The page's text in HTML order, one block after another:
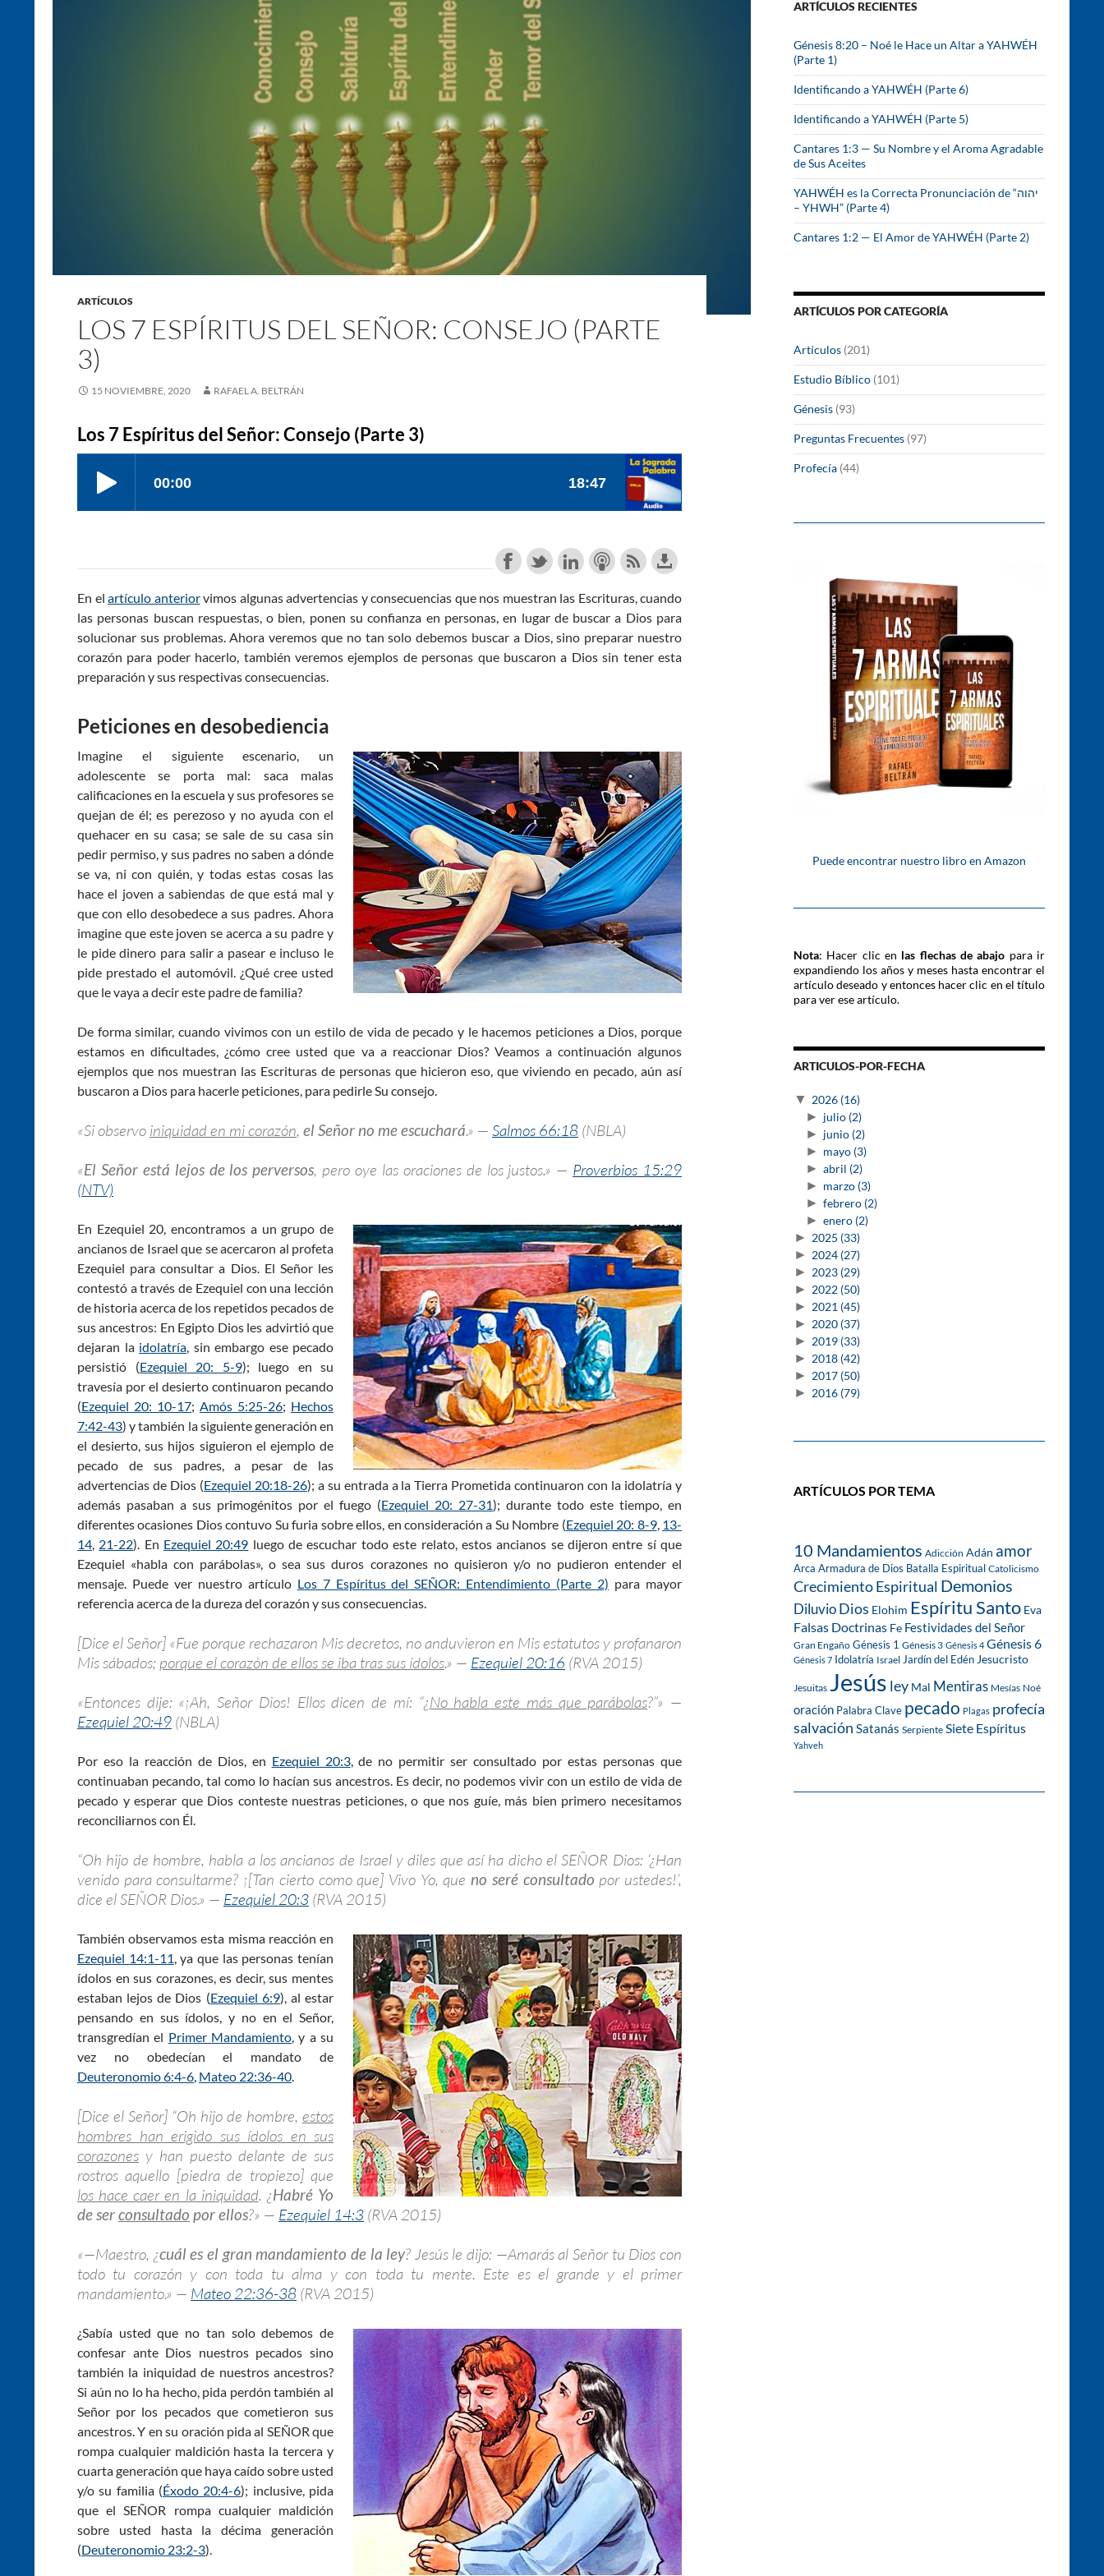
ARTÍCULOS
LOS 7 ESPÍRITUS DEL SEÑOR: CONSEJO (PARTE
3)
15 NOVIEMBRE, 2020 RAFAEL A. BELTRÁN
Los 7 Espíritus del Señor: Consejo (Parte 3)
En el artículo anteriorvimos algunas advertencias y consecuencias que nos muestran las Escrituras, cuando
las personas buscan respuestas, o bien, ponen su confianza en personas, en lugar de buscar a Dios para
solucionar sus problemas. Ahora veremos que no tan solo debemos buscar a Dios, sino preparar nuestro
corazón para poder hacerlo, también veremos ejemplos de personas que buscaron a Dios sin tener esta
preparación y sus respectivas consecuencias.
Peticiones en desobediencia
Imagine el siguiente escenario, un
adolescente se porta mal: saca malas
calificaciones en la escuela y sus profesores se
quejan de él; es perezoso y no ayuda con el
quehacer en su casa; se sale de su casa sin
pedir permiso, y sus padres no saben a dónde
se va, ni con quién, y todas estas cosas las
hace el joven a sabiendas de que está mal y
que con ello desobedece a sus padres. Ahora
imagine que este joven se acerca a su padre y
le pide dinero para salir a pasear e incluso le
pide prestado el automóvil. ¿Qué cree usted
que le vaya a decir este padre de familia?
De forma similar, cuando vivimos con un estilo de vida de pecado y le hacemos peticiones a Dios, porque
estamos en dificultades, ¿cómo cree usted que va a reaccionar Dios? Veamos a continuación algunos
ejemplos que nos muestran las Escrituras de personas que hicieron eso, que viviendo en pecado, aún así
buscaron a Dios para hacerle peticiones, para pedirle Su consejo.
«Si observo iniquidad en mi corazón, el Señor no me escuchará.» — Salmos 66:18 (NBLA)
«El Señor está lejos de los perversos, pero oye las oraciones de los justos.» — Proverbios 15:29
(NTV)
En Ezequiel 20 , encontramos a un grupo de
ancianos de Israel que se acercaron al profeta
Ezequiel para consultar a Dios. El Señor les
contestó a través de Ezequiel con una lección
de historia acerca de los repetidos pecados de
sus ancestros: En Egipto Dios les advirtió que
dejaran la idolatría , sin embargo ese pecado
persistió (Ezequiel 20: 5-9); luego en su
travesía por el desierto continuaron pecando
(Ezequiel 20: 10-17; Amós 5:25-26; Hechos
7:42-43) y también la siguiente generación en
el desierto, sus hijos siguieron el ejemplo de
pecado de sus padres, a pesar de las
advertencias de Dios (Ezequiel 20:18-26); a su entrada a la Tierra Prometida continuaron con la idolatría y
además pasaban a sus primogénitos por el fuego (Ezequiel 20: 27-31); durante todo este tiempo, en
diferentes ocasiones Dios contuvo Su furia sobre ellos, en consideración a Su Nombre (Ezequiel 20: 8-9, 13-
14 21-22). En Ezequiel 20:49 luego de escuchar todo este relato, estos ancianos se dijeron entre sí que
Ezequiel «habla con parábolas», o sea sus duros corazones no quisieron y/o no pudieron entender el
mensaje. Puede ver nuestro artículo Los 7 Espíritus del SEÑOR: Entendimiento (Parte 2) para mayor
referencia acerca de la dureza del corazón y sus consecuencias.
[Dice el Señor] «Fue porque rechazaron Mis decretos, no anduvieron en Mis estatutos y profanaron
Mis sábados; porque el corazón de ellos se iba tras sus ídolos.» — Ezequiel 20:16 (RVA 2015)
«Entonces dije: «¡Ah, Señor Dios! Ellos dicen de mí: “¿No habla este más que parábolas?”» —
Ezequiel 20:49 (NBLA)
Por eso la reacción de Dios, en Ezequiel 20:3, de no permitir ser consultado por estas personas que
continuaban pecando, tal como lo hacían sus ancestros. Es decir, no podemos vivir con un estilo de vida de
pecado y esperar que Dios conteste nuestras peticiones, o que nos guíe, más bien primero necesitamos
reconciliarnos con Él.
“Oh hijo de hombre, habla a los ancianos de Israel y diles que así ha dicho el SEÑOR Dios: ‘¿Han
venido para consultarme? ¡[Tan cierto como que] Vivo Yo, que no seré consultado por ustedes!’,
dice el SEÑOR Dios.» — Ezequiel 20:3 (RVA 2015)
También observamos esta misma reacción en
Ezequiel 14:1-11 , ya que las personas tenían
ídolos en sus corazones, es decir, sus mentes
estaban lejos de Dios (Ezequiel 6:9), al estar
pensando en sus ídolos, y no en el Señor,
transgredían el Primer Mandamiento , y a su
vez no obedecían el mandato de
Deuteronomio 6:4-6 Mateo 22:36-40
[Dice el Señor] “Oh hijo de hombre, estos
hombres han erigido sus ídolos en sus
corazones y han puesto delante de sus
rostros aquello [piedra de tropiezo] que
los hace caer en la iniquidad. ¿Habré Yo
de serconsultado por ellos?» — Ezequiel 14:3 (RVA 2015)
«—Maestro, ¿cuál es el gran mandamiento de la ley? Jesús le dijo: —Amarás al Señor tu Dios con
todo tu corazón y con toda tu alma y con toda tu mente. Este es el grande y el primer
mandamiento.» — Mateo 22:36-38 (RVA 2015)
¿Sabía usted que no tan solo debemos de
confesar ante Dios nuestros pecados sino
también la iniquidad de nuestros ancestros?
Si aún no lo ha hecho, pida perdón también al
Señor por los pecados que cometieron sus
ancestros. Y en su oración pida al SEÑOR que
rompa cualquier maldición hasta la tercera y
cuarta generación que haya caído sobre usted
y/o su familia (Éxodo 20:4-6); inclusive, pida
que el SEÑOR rompa cualquier maldición
sobre usted hasta la décima generación
(Deuteronomio 23:2-3).
r
ARTÍCULOS RECIENTES
Génesis 8:20 – Noé le Hace un Altar a YAHWÉH
(Parte 1)
Identificando a YAHWÉH (Parte 6)
Identificando a YAHWÉH (Parte 5)
Cantares 1:3 — Su Nombre y el Aroma Agradable
de Sus Aceites
YAHWÉH es la Correcta Pronunciación de “יהוה
– YHWH” (Parte 4)
Cantares 1:2 — El Amor de YAHWÉH (Parte 2)
ARTÍCULOS POR CATEGORÍA
Artículos (201)
Estudio Bíblico (101)
Génesis (93)
Preguntas Frecuentes (97)
Profecía (44)
Puede encontrar nuestro libro en Amazon
Nota: Hacer clic en las flechas de abajo para ir
expandiendo los años y meses hasta encontrar el
artículo deseado y entonces hacer clic en el título
para ver ese artículo.
ARTICULOS-POR-FECHA
▼ 2026 (16)
► julio (2)
► junio (2)
► mayo (3)
► abril (2)
► marzo (3)
► febrero (2)
► enero (2)
► 2025 (33)
► 2024 (27)
► 2023 (29)
► 2022 (50)
► 2021 (45)
► 2020 (37)
► 2019 (33)
► 2018 (42)
► 2017 (50)
► 2016 (79)
ARTÍCULOS POR TEMA
10 Mandamientos Adicción Adán amor
Arca Armadura de Dios Batalla Espiritual Catolicismo
Crecimiento Espiritual Demonios
DiluvioDios Elohim Espíritu Santo Eva
Falsas Doctrinas Fe Festividades del Señor
Gran Engaño Génesis 1 Génesis 3 Génesis 4 Génesis 6
Génesis 7 Idolatría Israel Jardín del Edén Jesucristo
Jesuitas Jesús ley Mal Mentiras Mesías Noé
oración Palabra Clave pecado Plagas profecía
salvación Satanás Serpiente Siete Espíritus
Yahveh